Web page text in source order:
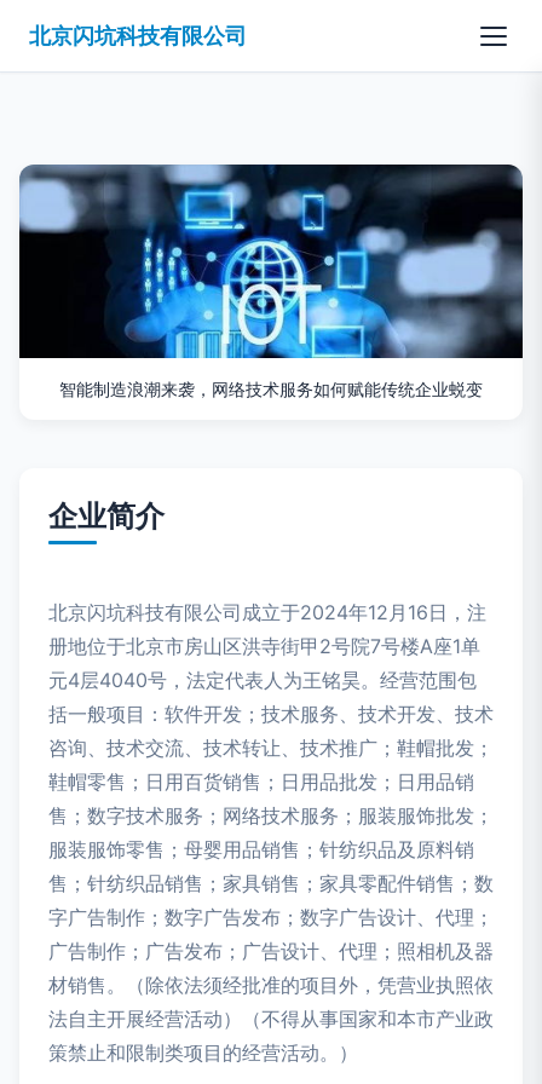
北京闪坑科技有限公司
智能制造浪潮来袭，网络技术服务如何赋能传统企业蜕变
企业简介
北京闪坑科技有限公司成立于2024年12月16日，注
册地位于北京市房山区洪寺街甲2号院7号楼A座1单
元4层4040号，法定代表人为王铭昊。经营范围包
括一般项目：软件开发；技术服务、技术开发、技术
咨询、技术交流、技术转让、技术推广；鞋帽批发；
鞋帽零售；日用百货销售；日用品批发；日用品销
售；数字技术服务；网络技术服务；服装服饰批发；
服装服饰零售；母婴用品销售；针纺织品及原料销
售；针纺织品销售；家具销售；家具零配件销售；数
字广告制作；数字广告发布；数字广告设计、代理；
广告制作；广告发布；广告设计、代理；照相机及器
材销售。（除依法须经批准的项目外，凭营业执照依
法自主开展经营活动）（不得从事国家和本市产业政
策禁止和限制类项目的经营活动。）